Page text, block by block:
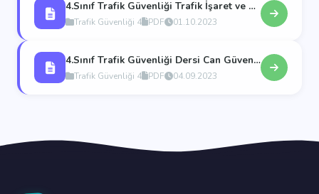
4.Sınıf Trafik Güvenliği Trafik İşaret ve Levhalarını Tanıyalım
Trafik Güvenliği 4 PDF 01.10.2023
4.Sınıf Trafik Güvenliği Dersi Can Güvenliğimiz ve Trafikte Temel Kavramlar
Trafik Güvenliği 4 PDF 04.09.2023